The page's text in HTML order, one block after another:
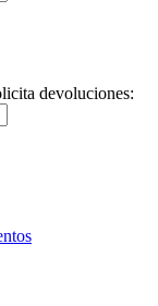
devoluciones: